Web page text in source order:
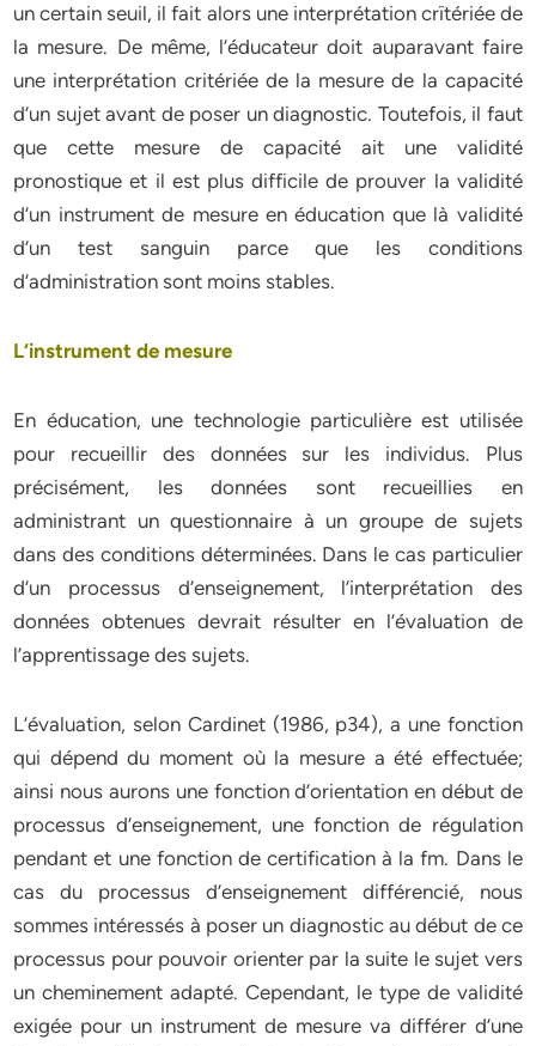
un certain seuil, il fait alors une interprétation crïtériée de
la mesure. De même, l’éducateur doit auparavant faire
une interprétation critériée de la mesure de la capacité
d’un sujet avant de poser un diagnostic. Toutefois, il faut
que cette mesure de capacité ait une validité
pronostique et il est plus difficile de prouver la validité
d’un instrument de mesure en éducation que là validité
d’un test sanguin parce que les conditions
d’administration sont moins stables.
L‘instrument de mesure
En éducation, une technologie particulière est utilisée
pour recueillir des données sur les individus. Plus
précisément, les données sont recueillies en
administrant un questionnaire à un groupe de sujets
dans des conditions déterminées. Dans le cas particulier
d’un processus d’enseignement, l’interprétation des
données obtenues devrait résulter en l’évaluation de
l’apprentissage des sujets.
L’évaluation, selon Cardinet (1986, p34), a une fonction
qui dépend du moment où la mesure a été effectuée;
ainsi nous aurons une fonction d’orientation en début de
processus d’enseignement, une fonction de régulation
pendant et une fonction de certification à la fm. Dans le
cas du processus d’enseignement différencié, nous
sommes intéressés à poser un diagnostic au début de ce
processus pour pouvoir orienter par la suite le sujet vers
un cheminement adapté. Cependant, le type de validité
exigée pour un instrument de mesure va différer d’une